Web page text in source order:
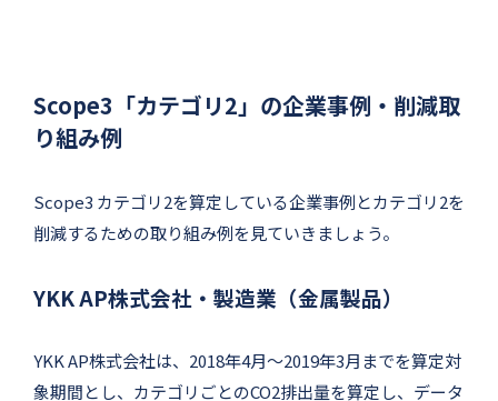
Scope3「カテゴリ2」の企業事例・削減取
り組み例
Scope3 カテゴリ2を算定している企業事例とカテゴリ2を
削減するための取り組み例を見ていきましょう。
YKK AP株式会社・製造業（金属製品）
YKK AP株式会社は、2018年4月〜2019年3月までを算定対
象期間とし、カテゴリごとのCO2排出量を算定し、データ